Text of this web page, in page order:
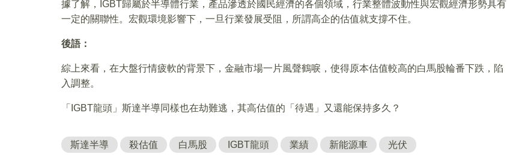
據了解，IGBT歸屬於半導體行業，產品滲透於國民經濟的各個領域，行業整體波動性與宏觀經濟形勢具有
一定的關聯性。宏觀環境影響下，一旦行業發展受阻，所謂高企的估值就支撐不住。
後語：
綜上來看，在大盤行情疲軟的背景下，金融市場一片風聲鶴唳，使得原本估值較高的白馬股輪番下跌，陷
入調整。
「IGBT龍頭」斯達半導同樣也在劫難逃，其高估值的「待遇」又還能保持多久？
斯達半導 殺估值 白馬股 IGBT龍頭 業績 新能源車 光伏